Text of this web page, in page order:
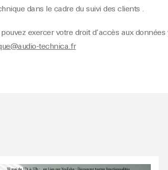
dans le cadre du suivi des clients .
exercer votre droit d’accès aux
technica.fr